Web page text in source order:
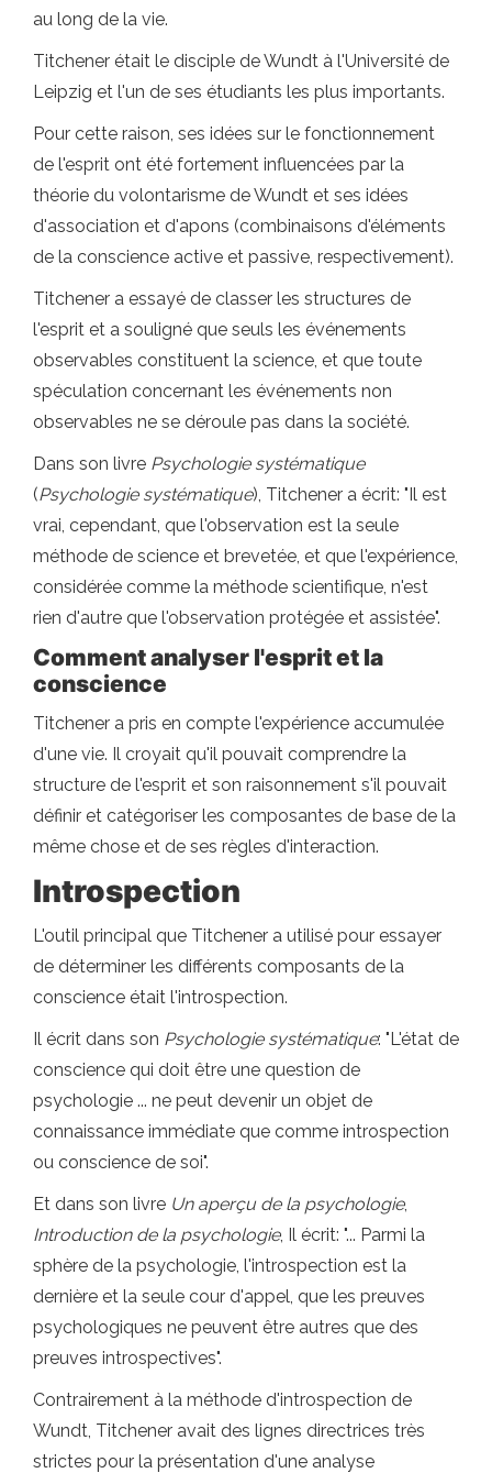
au long de la vie.
Titchener était le disciple de Wundt à l'Université de
Leipzig et l'un de ses étudiants les plus importants.
Pour cette raison, ses idées sur le fonctionnement
de l'esprit ont été fortement influencées par la
théorie du volontarisme de Wundt et ses idées
d'association et d'apons (combinaisons d'éléments
de la conscience active et passive, respectivement).
Titchener a essayé de classer les structures de
l'esprit et a souligné que seuls les événements
observables constituent la science, et que toute
spéculation concernant les événements non
observables ne se déroule pas dans la société.
Dans son livre Psychologie systématique
(Psychologie systématique), Titchener a écrit: "Il est
vrai, cependant, que l'observation est la seule
méthode de science et brevetée, et que l'expérience,
considérée comme la méthode scientifique, n'est
rien d'autre que l'observation protégée et assistée".
Comment analyser l'esprit et la
conscience
Titchener a pris en compte l'expérience accumulée
d'une vie. Il croyait qu'il pouvait comprendre la
structure de l'esprit et son raisonnement s'il pouvait
définir et catégoriser les composantes de base de la
même chose et de ses règles d'interaction.
Introspection
L'outil principal que Titchener a utilisé pour essayer
de déterminer les différents composants de la
conscience était l'introspection.
Il écrit dans son Psychologie systématique: "L'état de
conscience qui doit être une question de
psychologie ... ne peut devenir un objet de
connaissance immédiate que comme introspection
ou conscience de soi".
Et dans son livre Un aperçu de la psychologie,
Introduction de la psychologie, Il écrit: "... Parmi la
sphère de la psychologie, l'introspection est la
dernière et la seule cour d'appel, que les preuves
psychologiques ne peuvent être autres que des
preuves introspectives".
Contrairement à la méthode d'introspection de
Wundt, Titchener avait des lignes directrices très
strictes pour la présentation d'une analyse